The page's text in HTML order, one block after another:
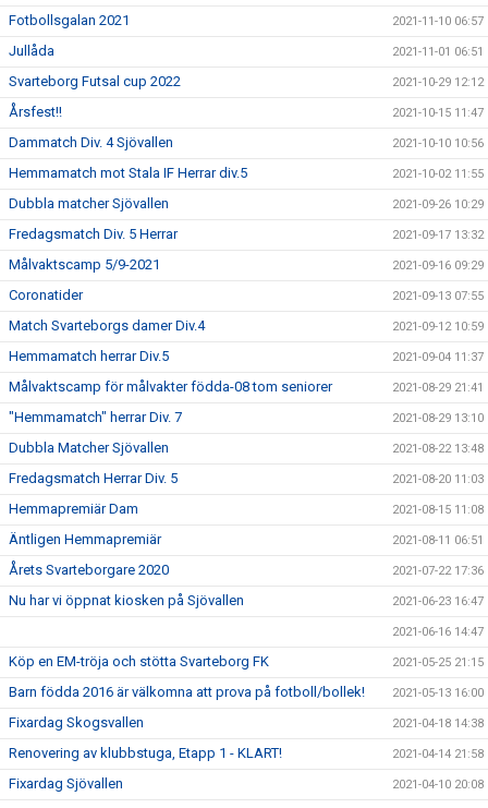
Fotbollsgalan 2021 2021-11-10 06:57
Jullåda 2021-11-01 06:51
Svarteborg Futsal cup 2022 2021-10-29 12:12
Årsfest!! 2021-10-15 11:47
Dammatch Div. 4 Sjövallen 2021-10-10 10:56
Hemmamatch mot Stala IF Herrar div.5 2021-10-02 11:55
Dubbla matcher Sjövallen 2021-09-26 10:29
Fredagsmatch Div. 5 Herrar 2021-09-17 13:32
Målvaktscamp 5/9-2021 2021-09-16 09:29
Coronatider 2021-09-13 07:55
Match Svarteborgs damer Div.4 2021-09-12 10:59
Hemmamatch herrar Div.5 2021-09-04 11:37
Målvaktscamp för målvakter födda-08 tom seniorer 2021-08-29 21:41
"Hemmamatch" herrar Div. 7 2021-08-29 13:10
Dubbla Matcher Sjövallen 2021-08-22 13:48
Fredagsmatch Herrar Div. 5 2021-08-20 11:03
Hemmapremiär Dam 2021-08-15 11:08
Äntligen Hemmapremiär 2021-08-11 06:51
Årets Svarteborgare 2020 2021-07-22 17:36
Nu har vi öppnat kiosken på Sjövallen 2021-06-23 16:47
2021-06-16 14:47
Köp en EM-tröja och stötta Svarteborg FK 2021-05-25 21:15
Barn födda 2016 är välkomna att prova på fotboll/bollek! 2021-05-13 16:00
Fixardag Skogsvallen 2021-04-18 14:38
Renovering av klubbstuga, Etapp 1 - KLART! 2021-04-14 21:58
Fixardag Sjövallen 2021-04-10 20:08